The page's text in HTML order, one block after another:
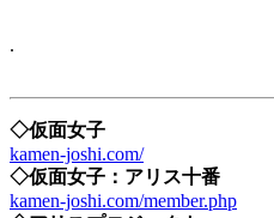
.
◇仮面女子
kamen-joshi.com/
◇仮面女子：アリス十番
kamen-joshi.com/member.php